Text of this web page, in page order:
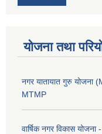
योजना तथा
नगर यातायात गुरु
MTMP
वार्षिक नगर विकास